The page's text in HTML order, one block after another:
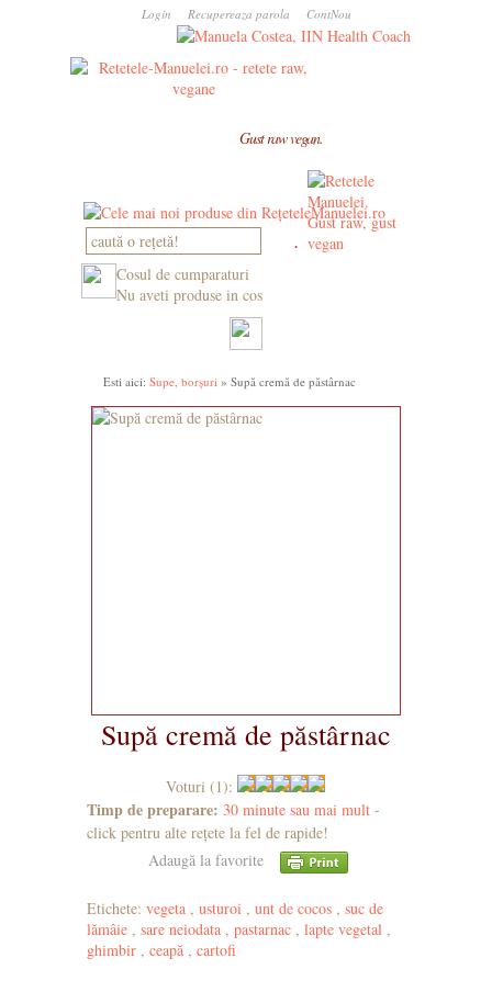
Login Recupereaza parola ContNou
Gust raw vegan.
Cosul de cumparaturi
Nu aveti produse in cos
Esti aici: Supe, borșuri » Supă cremă de păstârnac
Supă cremă de păstârnac
Voturi (1):
Timp de preparare: 30 minute sau mai mult -
click pentru alte rețete la fel de rapide!
Adaugă la favorite
Etichete: vegeta , usturoi , unt de cocos , suc de
lămâie , sare neiodata , pastarnac , lapte vegetal ,
ghimbir , ceapă , cartofi